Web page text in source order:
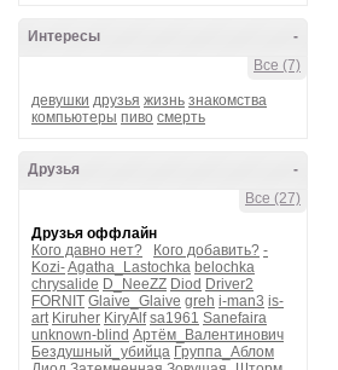
-
Интересы
Все (7)
девушки друзья жизнь знакомства
компьютеры пиво смерть
-
Друзья
Все (27)
Друзья оффлайн
Кого давно нет?
Кого добавить? -
Kozi-Agatha_Lastochka belochka
chrysalide D_NeeZZ Diod Driver2
FORNIT Glaive_Glaive greh i-man3 is-
art Kiruher KiryAlf sa1961 Sanefaira
unknown-blind Артём_Валентинович
Бездушный_убийца Группа_Аблом